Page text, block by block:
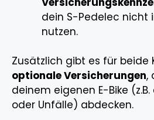
dein S-Pedelec nicht
nutzen.
Zusätzlich gibt es für beide
optionale Versicherungen,
deinem eigenen E-Bike
oder Unfälle) abdecken.